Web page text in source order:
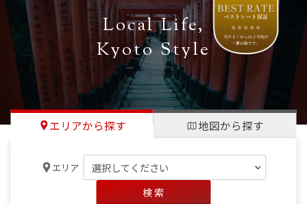
Local Life,
Kyoto Style
エリアから探す 地図から探す
エリア
検 索